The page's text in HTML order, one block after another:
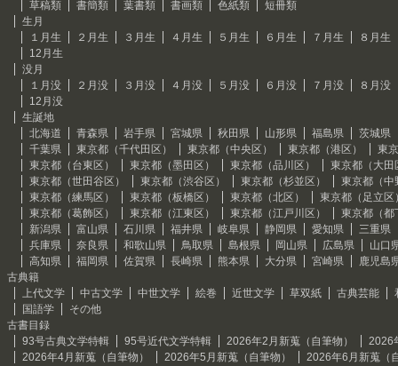
草稿類
書簡類 葉書類 書画類 色紙類
短冊類
生月
１月生
２月生 ３月生 ４月生 ５月生 ６月生 ７月生
８月生
12月生
没月
１月没
２月没 ３月没 ４月没 ５月没 ６月没 ７月没
８月没
12月没
生誕地
北海道
青森県 岩手県 宮城県 秋田県 山形県 福島県
茨城県
千葉県
東京都（千代田区） 東京都（中央区） 東京都（港区）
東
東京都（台東区）
東京都（墨田区） 東京都（品川区）
東京都（大田
東京都（世田谷区）
東京都（渋谷区） 東京都（杉並区）
東京都（中
東京都（練馬区）
東京都（板橋区） 東京都（北区）
東京都（足立区
東京都（葛飾区）
東京都（江東区） 東京都（江戸川区）
東京都（都
新潟県
富山県 石川県 福井県 岐阜県 静岡県 愛知県
三重県
兵庫県
奈良県 和歌山県 鳥取県 島根県 岡山県 広島県
山口
高知県
福岡県 佐賀県 長崎県 熊本県 大分県 宮崎県
鹿児島
古典籍
上代文学
中古文学 中世文学 絵巻 近世文学 草双紙 古典芸能
国語学
その他
古書目録
93号古典文学特輯
95号近代文学特輯 2026年2月新蒐（自筆物）
2026
2026年4月新蒐（自筆物）
2026年5月新蒐（自筆物）
2026年6月新蒐（